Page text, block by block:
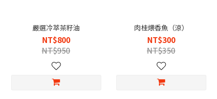
嚴選冷萃茶籽油
NT$800
NT$950
肉桂煨香魚（涼）
NT$300
NT$350